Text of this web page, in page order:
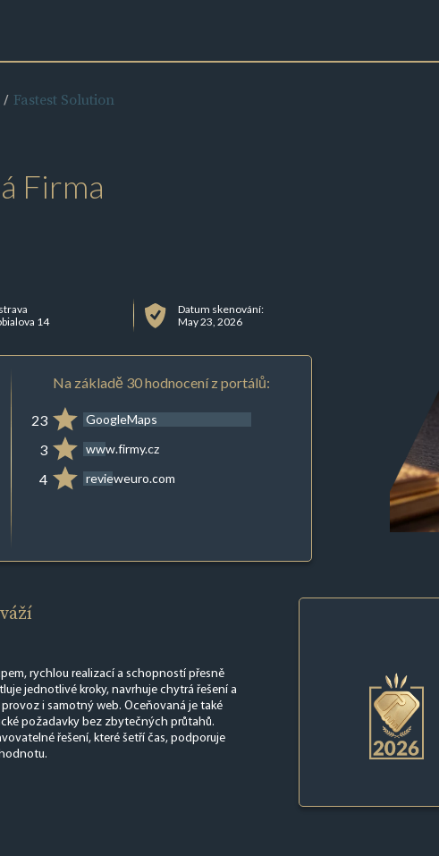
Fastest Solution
Firma
14
Datum skenování:
May 23, 2026
Na základě 30 hodnocení z portálů:
23 GoogleMaps
3 www.firmy.cz
4 revieweuro.com
rychlou realizací a schopností přesně
jednotlivé kroky, navrhuje chytrá řešení a
i samotný web. Oceňovaná je také
požadavky bez zbytečných průtahů.
řešení, které šetří čas, podporuje